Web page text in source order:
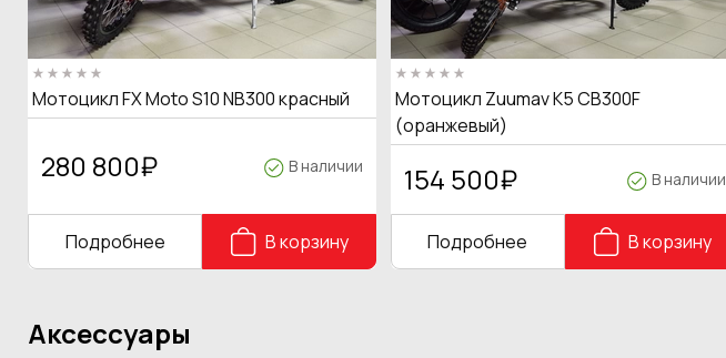
Мотоцикл FX Moto S10 NB300 красный
280 800₽ В наличии
Подробнее В корзину
Мотоцикл Zuumav K5 CB300F
(оранжевый)
154 500₽ В наличии
Подробнее В корзину
Аксессуары